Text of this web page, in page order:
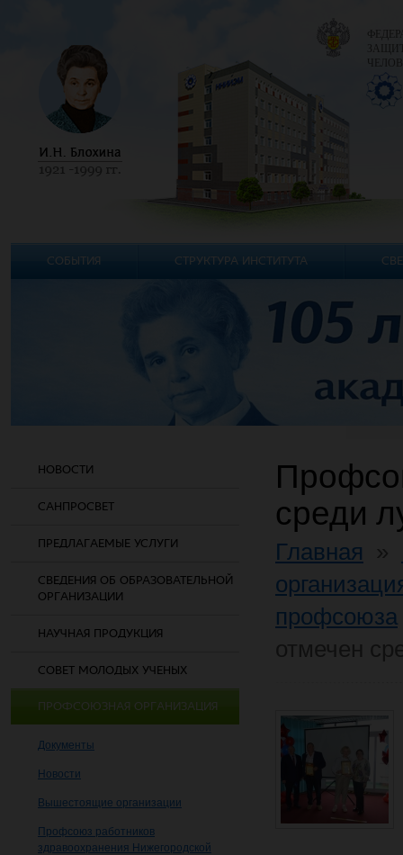
НОВОСТИ
САНПРОСВЕТ
ПРЕДЛАГАЕМЫЕ УСЛУГИ
СВЕДЕНИЯ ОБ ОБРАЗОВАТЕЛЬНОЙ
ОРГАНИЗАЦИИ
НАУЧНАЯ ПРОДУКЦИЯ
СОВЕТ МОЛОДЫХ УЧЕНЫХ
ПРОФСОЮЗНАЯ ОРГАНИЗАЦИЯ
Документы
Новости
Вышестоящие организации
Профсоюз работников
здравоохранения Нижегородской
среди
Главная
профсоюза
СОБЫТИЯ СТРУКТУРА ИНСТИТУТА